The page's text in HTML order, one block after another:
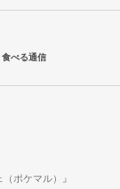
食べる通信
ポケマル）』